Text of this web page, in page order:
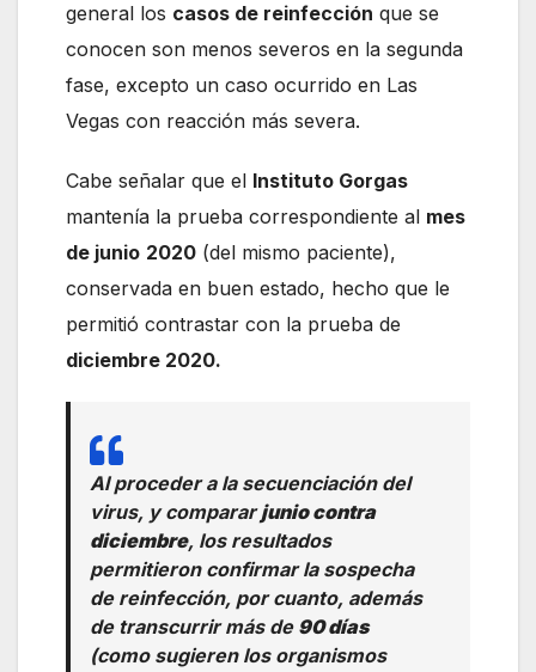
general los casos de reinfección que se
conocen son menos severos en la segunda
fase, excepto un caso ocurrido en Las
Vegas con reacción más severa.
Cabe señalar que el Instituto Gorgas
mantenía la prueba correspondiente al mes
de junio 2020 (del mismo paciente),
conservada en buen estado, hecho que le
permitió contrastar con la prueba de
diciembre 2020.
Al proceder a la secuenciación del
virus, y compararjunio contra
diciembre, los resultados
permitieron confirmar la sospecha
de reinfección, por cuanto, además
de transcurrir más de 90 días
(como sugieren los organismos